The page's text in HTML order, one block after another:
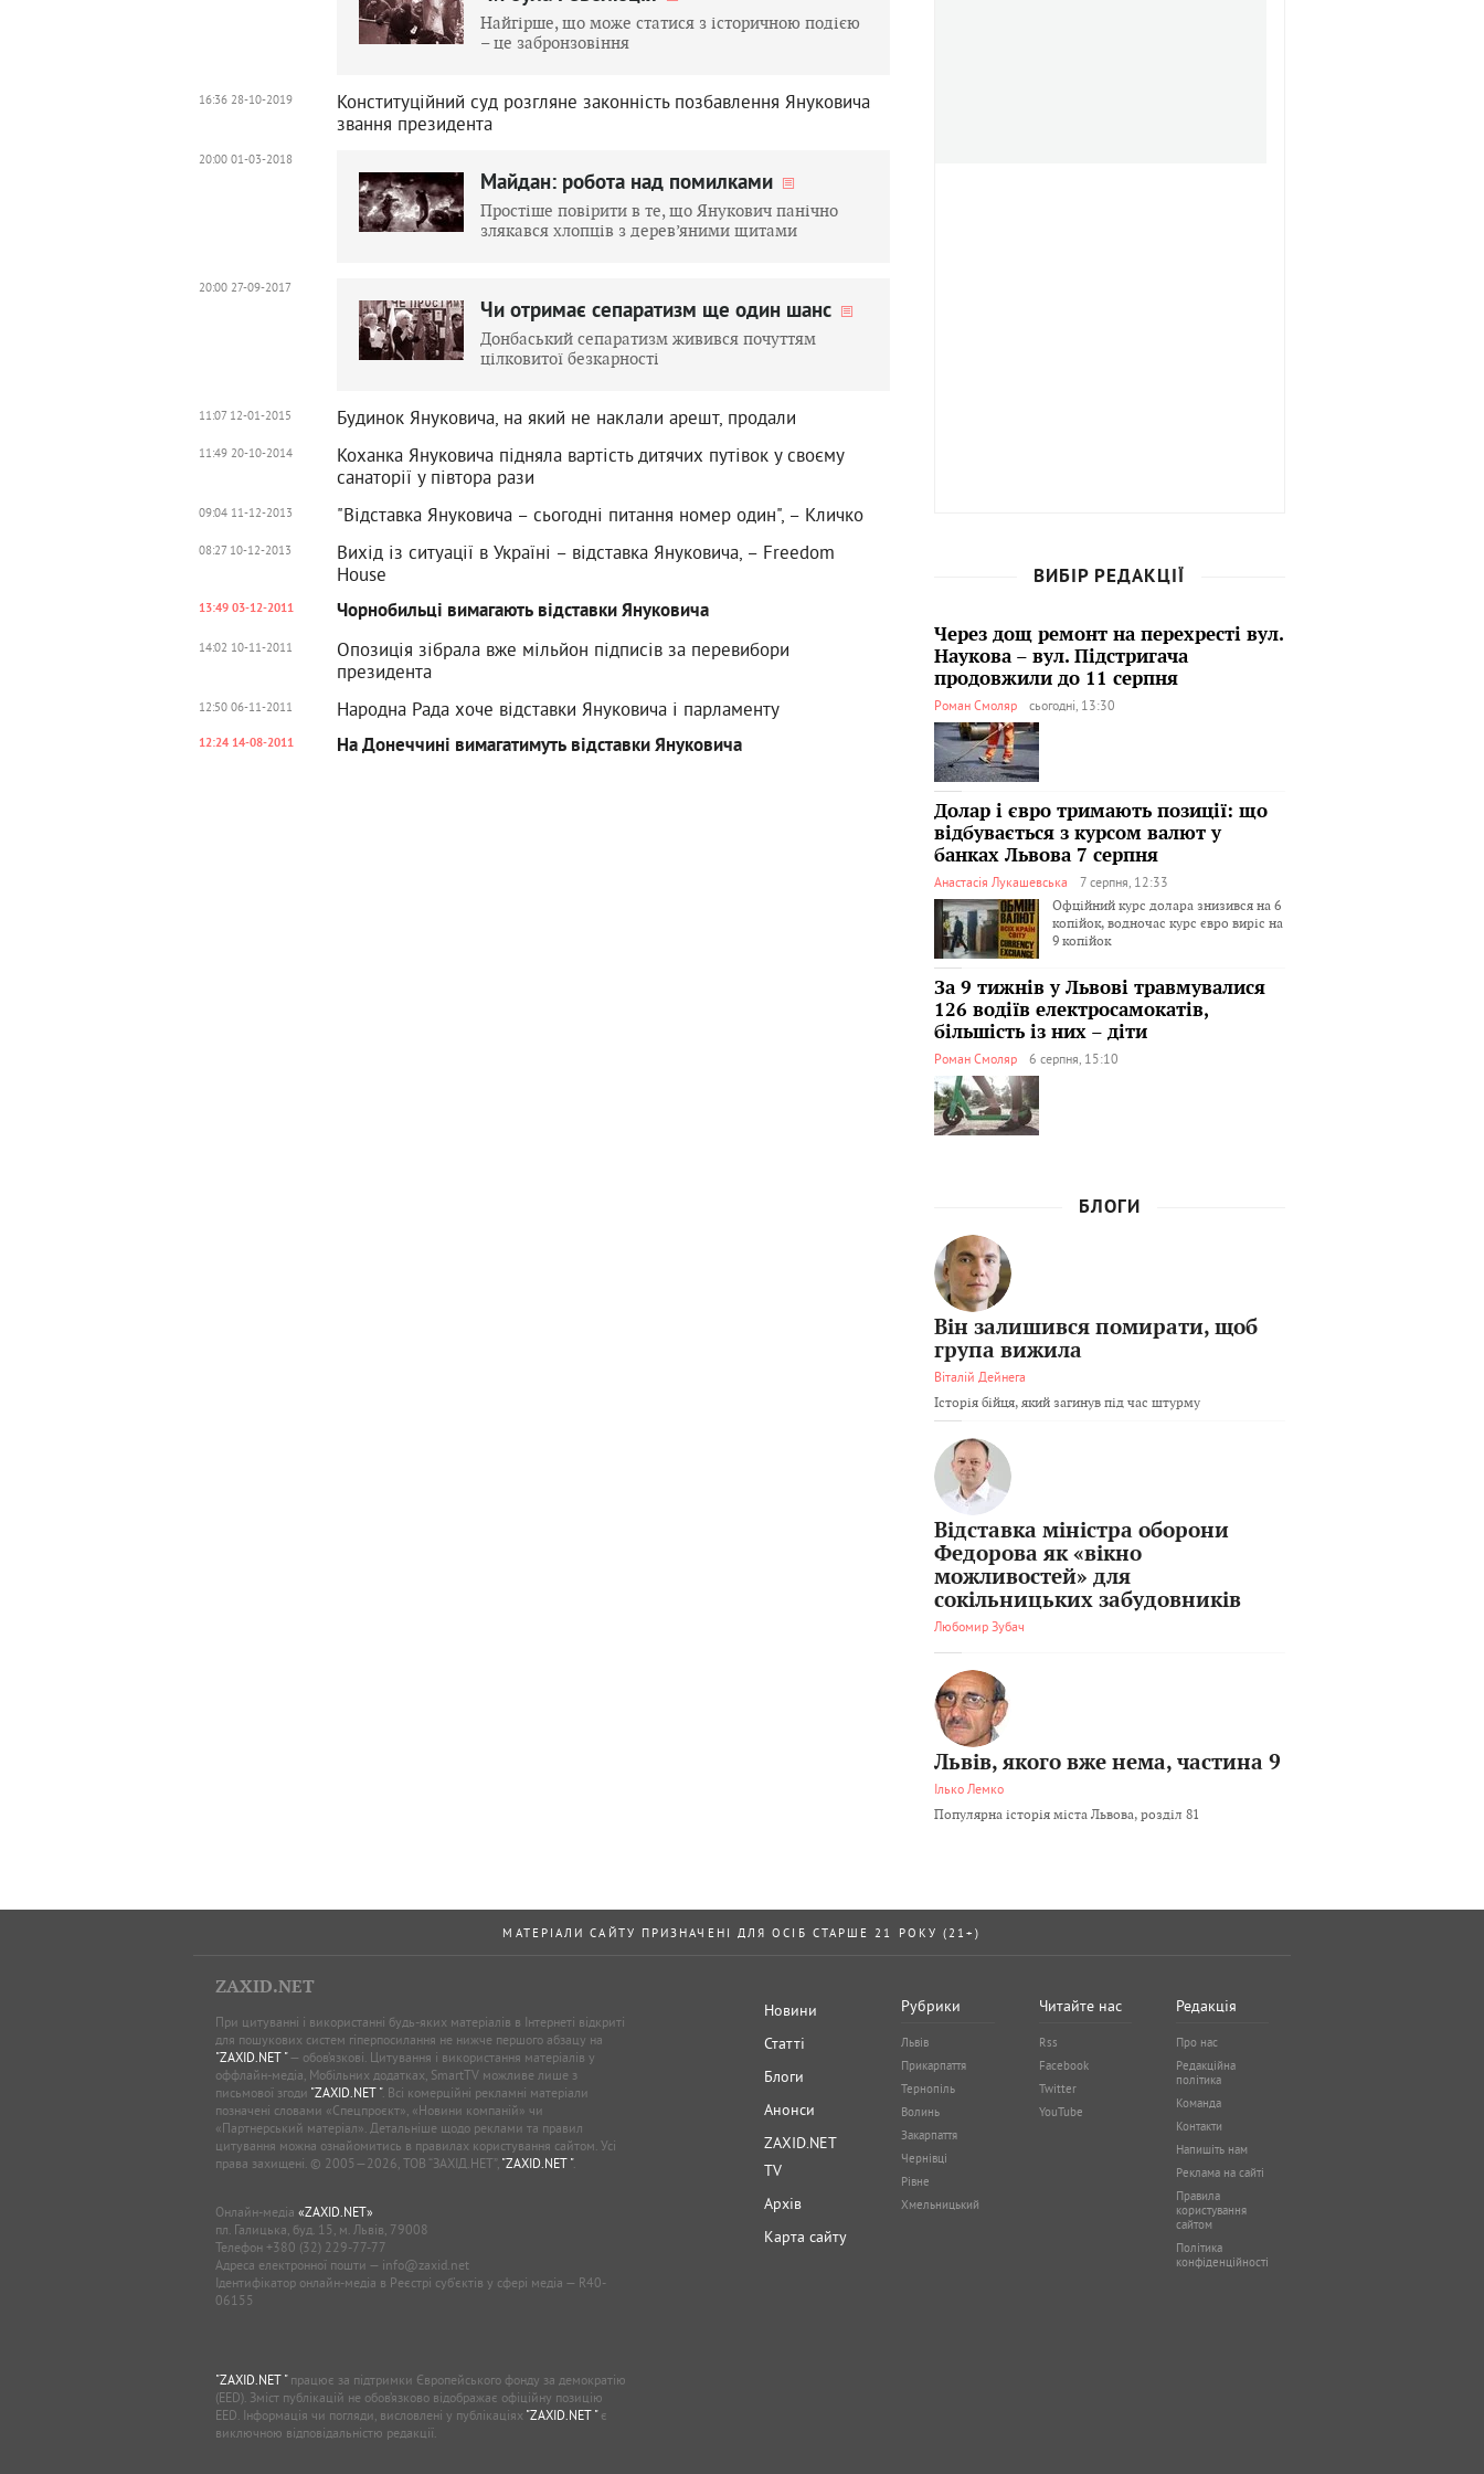
Найгірше, що може статися з історичною подією
– це забронзовіння
16:36 28-10-2019
Конституційний суд розгляне законність позбавлення Януковича
звання президента
20:00 01-03-2018
Майдан: робота над помилками
Простіше повірити в те, що Янукович панічно
злякався хлопців з дерев’яними щитами
20:00 27-09-2017
Чи отримає сепаратизм ще один шанс
Донбаський сепаратизм живився почуттям
цілковитої безкарності
11:07 12-01-2015 Будинок Януковича, на який не наклали арешт, продали
11:49 20-10-2014
Коханка Януковича підняла вартість дитячих путівок у своєму
санаторії у півтора рази
09:04 11-12-2013 "Відставка Януковича – сьогодні питання номер один", – Кличко
08:27 10-12-2013
Вихід із ситуації в Україні – відставка Януковича, – Freedom
House
13:49 03-12-2011 Чорнобильці вимагають відставки Януковича
14:02 10-11-2011
Опозиція зібрала вже мільйон підписів за перевибори
президента
12:50 06-11-2011 Народна Рада хоче відставки Януковича і парламенту
12:24 14-08-2011 На Донеччині вимагатимуть відставки Януковича
ВИБІР РЕДАКЦІЇ
Через дощ ремонт на перехресті вул.
Наукова – вул. Підстригача
продовжили до 11 серпня
Роман Смоляр сьогодні, 13:30
Долар і євро тримають позиції: що
відбувається з курсом валют у
банках Львова 7 серпня
Анастасія Лукашевська
7 серпня, 12:33
Офційний курс долара знизився на 6
копійок, водночас курс євро виріс на
9 копійок
За 9 тижнів у Львові травмувалися
126 водіїв електросамокатів,
більшість із них – діти
Роман Смоляр 6 серпня, 15:10
БЛОГИ
Він залишився помирати, щоб
група вижила
Віталій Дейнега
Історія бійця, який загинув під час штурму
Відставка міністра оборони
Федорова як «вікно
можливостей» для
сокільницьких забудовників
Любомир Зубач
Львів, якого вже нема, частина 9
Ілько Лемко
Популярна історія міста Львова, розділ 81
МАТЕРІАЛИ САЙТУ ПРИЗНАЧЕНІ ДЛЯ ОСІБ СТАРШЕ 21 РОКУ (21+)
ZAXID.NET
При цитуванні і використанні будь-яких матеріалів в Інтернеті відкриті
для пошукових систем гіперпосилання не нижче першого абзацу на
"ZAXID.NET "— обов’язкові. Цитування і використання матеріалів у
оффлайн-медіа, Мобільних додатках, SmartTV можливе лише з
письмової згоди "ZAXID.NET ". Всі комерційні рекламні матеріали
позначені словами «Спецпроєкт», «Новини компаній» чи
«Партнерський матеріал». Детальніше щодо реклами та правил
цитування можна ознайомитись в правилах користування сайтом. Усі
права захищені. © 2005—2026, ТОВ “ЗАХІД.НЕТ”, "ZAXID.NET ".
Онлайн-медіа «ZAXID.NET»
пл. Галицька, буд. 15, м. Львів, 79008
Телефон +380 (32) 229-77-77
Адреса електронної пошти — info@zaxid.net
Ідентифікатор онлайн-медіа в Реєстрі суб'єктів у сфері медіа — R40-
06155
"ZAXID.NET "працює за підтримки Європейського фонду за демократію
(EED). Зміст публікацій не обов’язково відображає офіційну позицію
EED. Інформація чи погляди, висловлені у публікаціях "ZAXID.NET "є
виключною відповідальністю редакції.
Новини
Статті
Блоги
Анонси
ZAXID.NET
TV
Архів
Карта сайту
Рубрики
Львів
Прикарпаття
Тернопіль
Волинь
Закарпаття
Чернівці
Рівне
Хмельницький
Читайте нас
Rss
Facebook
Twitter
YouTube
Редакція
Про нас
Редакційна
політика
Команда
Контакти
Напишіть нам
Реклама на сайті
Правила
користування
сайтом
Політика
конфіденційності